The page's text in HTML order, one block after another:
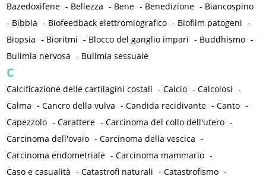
Bazedoxifene - Bellezza - Bene - Benedizione - Biancospino
- Bibbia - Biofeedback elettromiografico - Biofilm patogeni -
Biopsia - Bioritmi - Blocco del ganglio impari - Buddhismo -
Bulimia nervosa - Bulimia sessuale
C
Calcificazione delle cartilagini costali -Calcio -Calcolosi -
Calma -Cancro della vulva -Candida recidivante -Canto -
Capezzolo -Carattere -Carcinoma del collo dell'utero -
Carcinoma dell'ovaio -Carcinoma della vescica -
Carcinoma endometriale -Carcinoma mammario -
Caso e casualità -Catastrofi naturali -Catastrofismo -